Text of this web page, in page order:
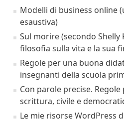
Modelli di business online
esaustiva)
Sul morire (secondo Shelly
filosofia sulla vita e la sua
Regole per una buona
insegnanti della scuola
Con parole precise.
scrittura, civile e
Le mie risorse WordPress